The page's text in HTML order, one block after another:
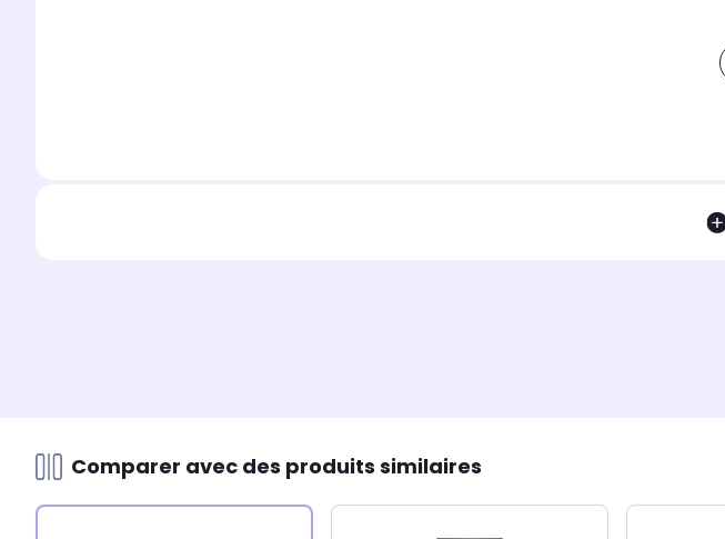
Comparer avec des produits similaires